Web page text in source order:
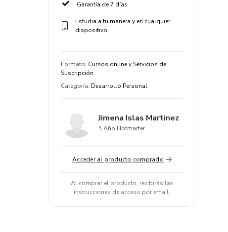
Garantía de 7 días
Estudia a tu manera y en cualquier
dispositivo
Formato: Cursos online y Servicios de
Suscripción
Categoría: Desarrollo Personal
Jimena Islas Martinez
5 Año Hotmarter
Acceder al producto comprado
Al comprar el producto, recibirás las
instrucciones de acceso por email.